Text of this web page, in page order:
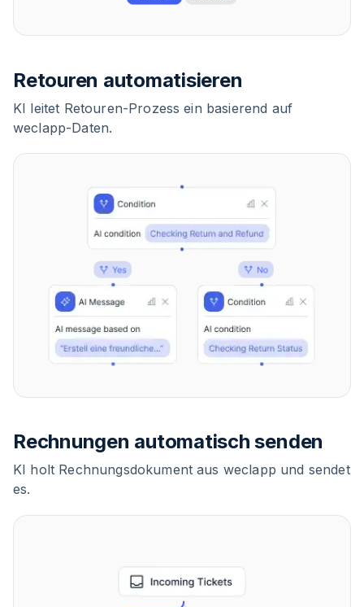
Retouren automatisieren
KI leitet Retouren-Prozess ein basierend auf
weclapp-Daten.
Rechnungen automatisch senden
KI holt Rechnungsdokument aus weclapp und sendet
es.